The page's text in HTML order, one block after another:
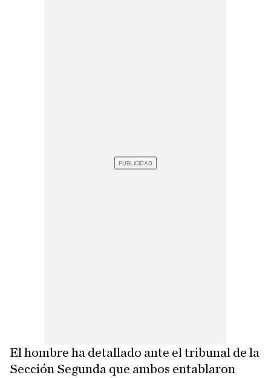
El hombre ha detallado ante el tribunal de la
Sección Segunda que ambos entablaron